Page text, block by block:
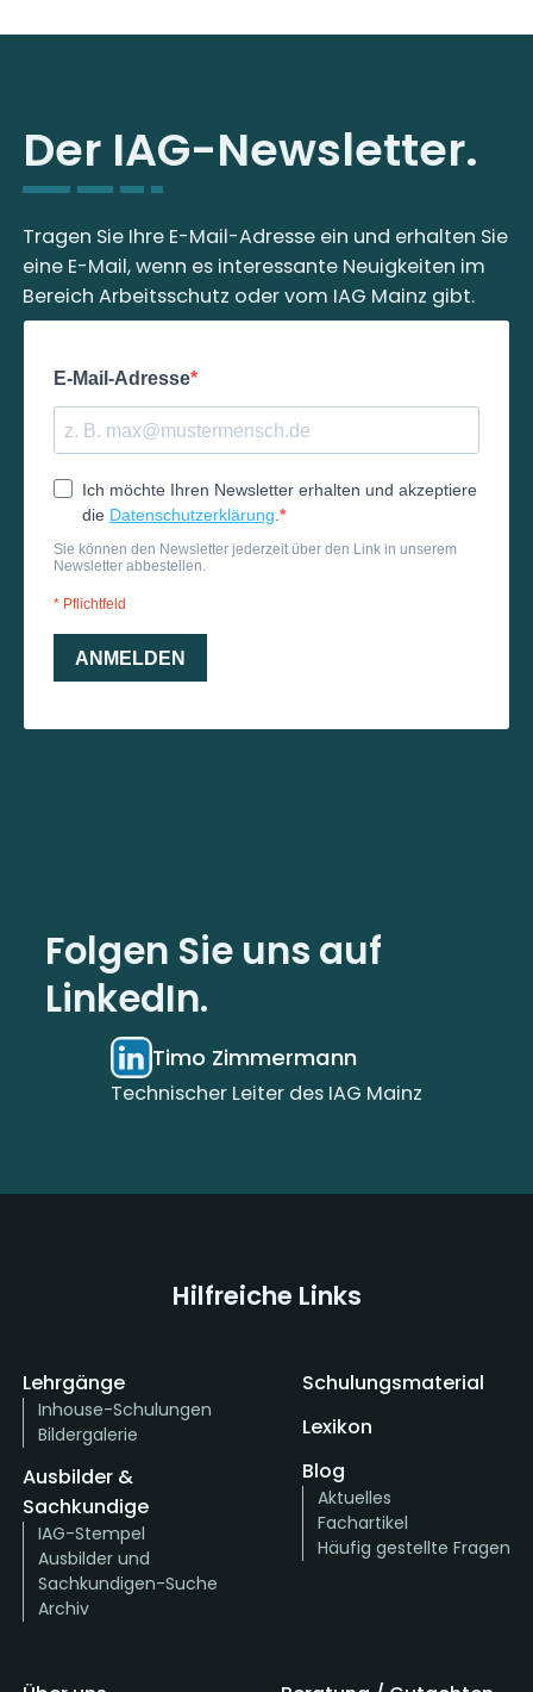
Der IAG-Newsletter.
Tragen Sie Ihre E-Mail-Adresse ein und erhalten Sie
eine E-Mail, wenn es interessante Neuigkeiten im
Bereich Arbeitsschutz oder vom IAG Mainz gibt.
Folgen Sie uns auf
LinkedIn.
Timo Zimmermann
Technischer Leiter des IAG Mainz
Hilfreiche Links
Lehrgänge
Inhouse-Schulungen
Bildergalerie
Ausbilder &
Sachkundige
IAG-Stempel
Ausbilder und
Sachkundigen-Suche
Archiv
Schulungsmaterial
Lexikon
Blog
Aktuelles
Fachartikel
Häufig gestellte Fragen